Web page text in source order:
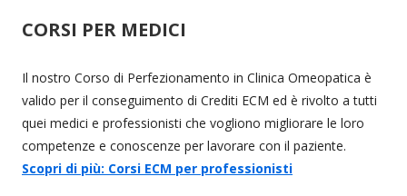
CORSI PER MEDICI
Il nostro Corso di Perfezionamento in Clinica Omeopatica è
valido per il conseguimento di Crediti ECM ed è rivolto a tutti
quei medici e professionisti che vogliono migliorare le loro
competenze e conoscenze per lavorare con il paziente.
Scopri di più: Corsi ECM per professionisti